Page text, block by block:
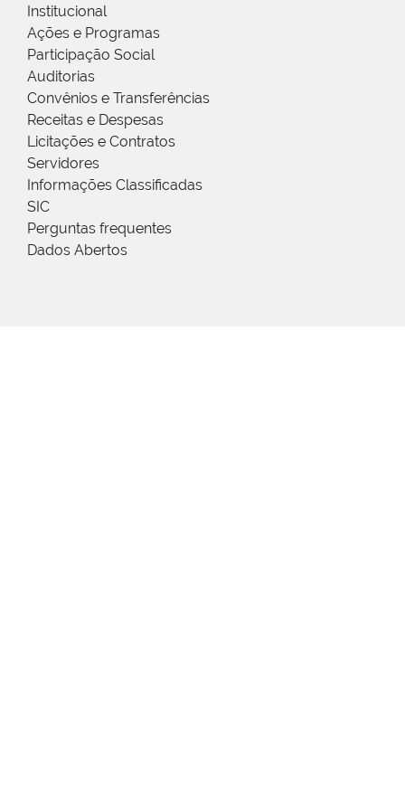
Institucional
Ações e Programas
Participação Social
Auditorias
Convênios e Transferências
Receitas e Despesas
Licitações e Contratos
Servidores
Informações Classificadas
SIC
Perguntas frequentes
Dados Abertos